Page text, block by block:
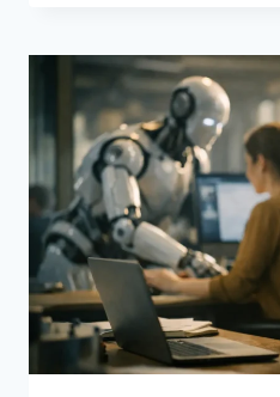
COME
SCEGLIERE
CORSI
ONLINE,
MICRO-
CREDENTIAL
E
RESKILLING
UTILI
DAVVERO